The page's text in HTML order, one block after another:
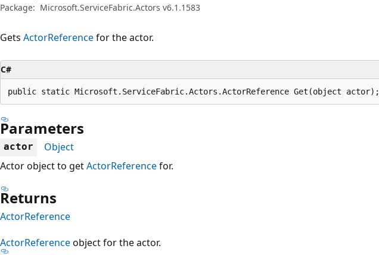
Package: Microsoft.ServiceFabric.Actors v6.1.1583
Gets ActorReferencefor the actor.
C#
public static Microsoft.ServiceFabric.Actors.ActorReference Get(object actor);
Parameters
actor
Object
Actor object to getActorReferencefor.
Returns
ActorReference
ActorReferenceobject for the actor.